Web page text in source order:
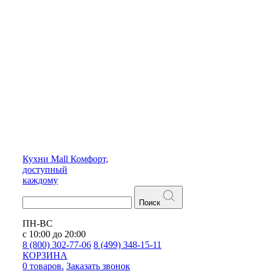
Кухни Mall Комфорт,
доступный
каждому
Поиск
ПН-ВС
с 10:00 до 20:00
8 (800) 302-77-06 8 (499) 348-15-11
КОРЗИНА
0 товаров. Заказать звонок